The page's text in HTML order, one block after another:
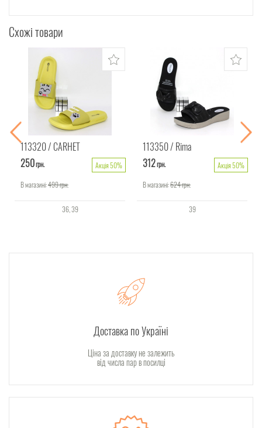
Схожі товари
113320 CARHET
250грн.
Акція 50%
В магазині:499грн.
36 39
113350 Rima
312грн.
Акція 50%
В магазині:624грн.
39
Доставка по Україні
Ціна за доставку не залежить
від числа пар в посилці